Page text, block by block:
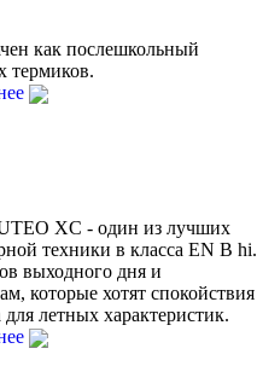
как послешкольный
термиков.
XC - один из лучших
техники в класса EN B hi.
выходного дня и
которые хотят спокойствия
летных характеристик.